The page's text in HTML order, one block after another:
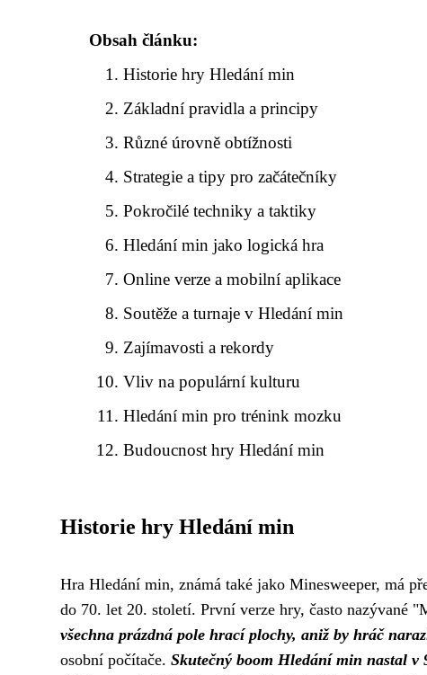
Obsah článku:
Historie hry Hledání min
Základní pravidla a principy
Různé úrovně obtížnosti
Strategie a tipy pro začátečníky
Pokročilé techniky a taktiky
Hledání min jako logická hra
Online verze a mobilní aplikace
Soutěže a turnaje v Hledání min
Zajímavosti a rekordy
Vliv na populární kulturu
Hledání min pro trénink mozku
Budoucnost hry Hledání min
Historie hry Hledání min
Hra Hledání min, známá také jako Minesweeper, má
do 70. let 20. století. První verze hry, často nazývané
všechna prázdná pole hrací plochy, aniž by hráč
osobní počítače. Skutečný boom Hledání min nastal v